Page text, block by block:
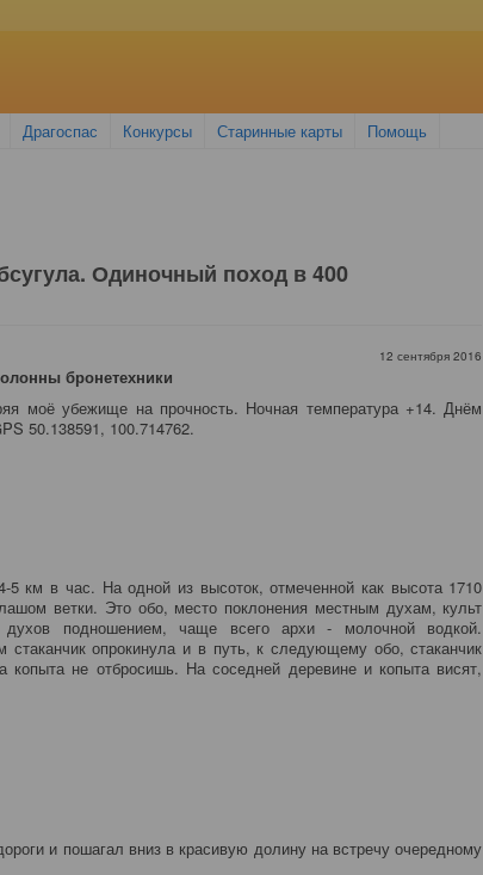
Драгоспас Конкурсы Старинные карты Помощь
Одиночный поход в 400
12 сентября 2016
бронетехники
моё убежище на прочность. Ночная температура +14. Днём
50.138591, 100.714762.
5 км в час. На одной из высоток, отмеченной как высота 1710
ветки. Это обо, место поклонения местным духам, культ
духов подношением, чаще всего архи - молочной водкой.
стаканчик опрокинула и в путь, к следующему обо, стаканчик
копыта не отбросишь. На соседней деревине и копыта висят,
и пошагал вниз в красивую долину на встречу очередному